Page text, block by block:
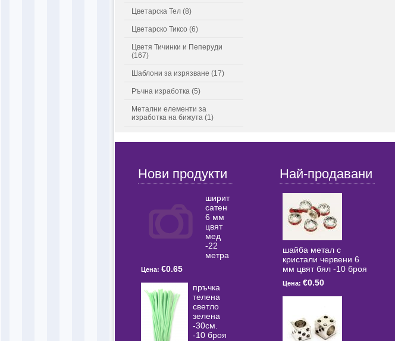
Цветарска Тел (8)
Цветарско Тиксо (6)
Цветя Тичинки и Пеперуди
(167)
Шаблони за изрязване (17)
Ръчна изработка (5)
Метални елементи за
изработка на бижута (1)
Нови продукти
ширит
сатен
6 мм
цвят
мед
-22
метра
Цена: €0.65
пръчка
телена
светлo
зелена
-30см.
-10 броя
Най-продавани
шайба метал с
кристали червени 6
мм цвят бял -10 броя
Цена: €0.50